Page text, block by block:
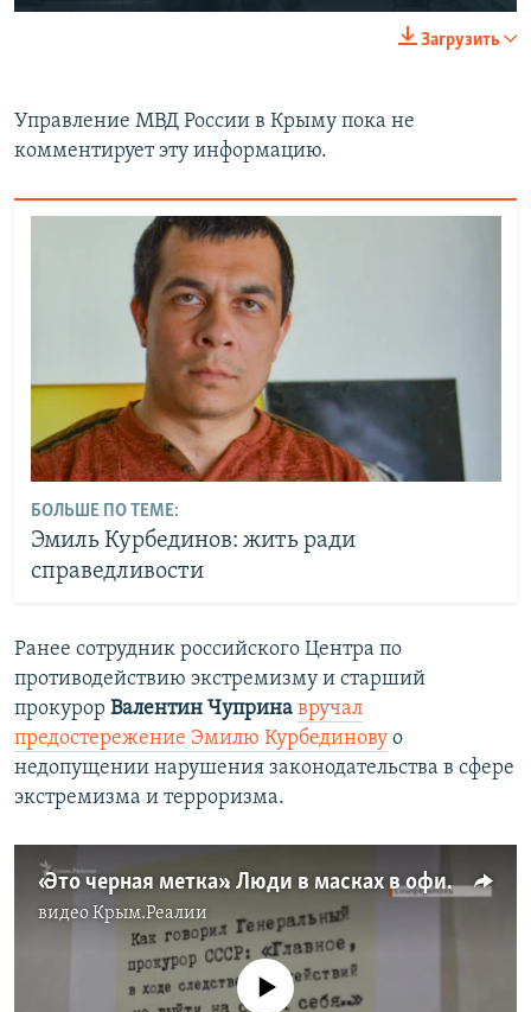
Загрузить
Управление МВД России в Крыму пока не
комментирует эту информацию.
БОЛЬШЕ ПО ТЕМЕ:
Эмиль Курбединов: жить ради
справедливости
Ранее сотрудник российского Центра по
противодействию экстремизму и старший
прокурор Валентин Чуприна вручал
предостережение Эмилю Курбединову о
недопущении нарушения законодательства в сфере
экстремизма и терроризма.
«Это черная метка». Люди в масках в офисе крымских правозащитников (видео)
видеоКрым.Реалии
No media source currently available